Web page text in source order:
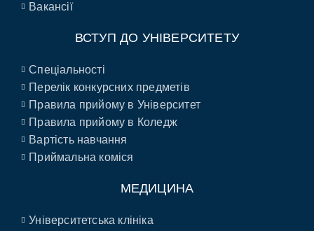
Вакансії
ВСТУП ДО УНІВЕРСИТЕТУ
Спеціальності
Перелік конкурсних предметів
Правила прийому в Університет
Правила прийому в Коледж
Вартість навчання
Приймальна коміся
МЕДИЦИНА
Університетська клініка